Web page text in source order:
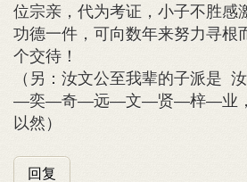
位宗亲，代为考证，小子不胜感
功德一件，可向数年来努力寻根
个交待！
（另：汝文公至我辈的子派
—奕—奇—远—文—贤—梓—业，
以然）
回复